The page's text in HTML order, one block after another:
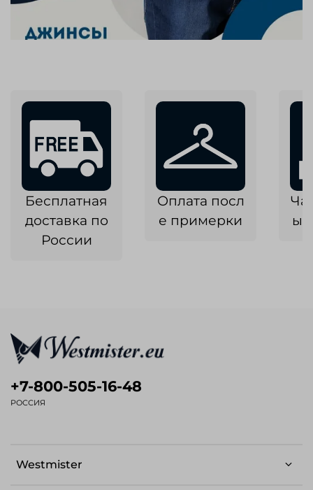
Бесплатная
доставка по
России
Оплата посл
е примерки
Westmister
+7-800-505-16-48
РОССИЯ